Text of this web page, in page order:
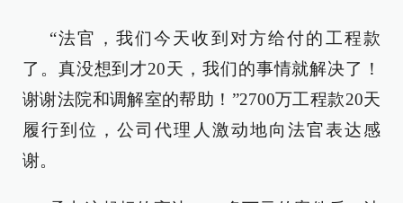
“法官，我们今天收到对方给付的工程款
了。真没想到才20天，我们的事情就解决了！
谢谢法院和调解室的帮助！”2700万工程款20天
履行到位，公司代理人激动地向法官表达感
谢。